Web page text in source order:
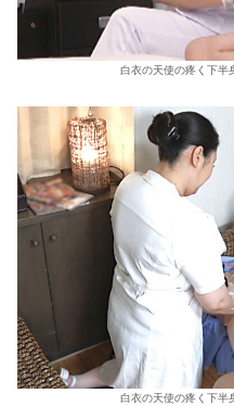
白衣の天使の疼く下半
白衣の天使の疼く下半